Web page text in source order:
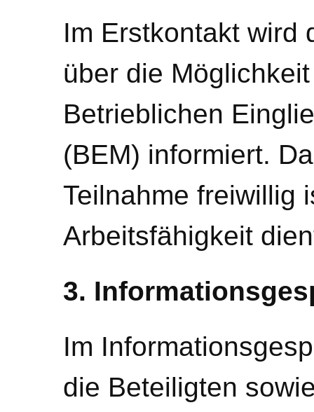
Im Erstkontakt wird
über die
Betrieblichen
(BEM) informiert.
Teilnahme freiwillig
Arbeitsfähigkeit
3.
Im
die Beteiligten